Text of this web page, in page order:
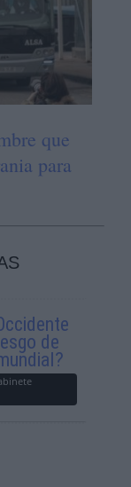
que
para
de